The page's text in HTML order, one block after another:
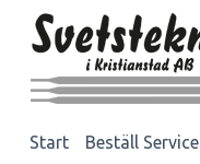
Start Beställ Service